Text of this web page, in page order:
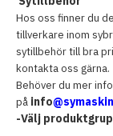
Hos oss finner du
tillverkare inom
sytillbehör till bra
kontakta oss gärna.
Behöver du mer
på info
-Välj